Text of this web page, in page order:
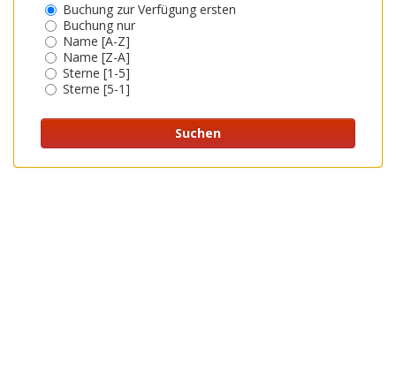
Buchung zur Verfügung ersten
Buchung nur
Name [A-Z]
Name [Z-A]
Sterne [1-5]
Sterne [5-1]